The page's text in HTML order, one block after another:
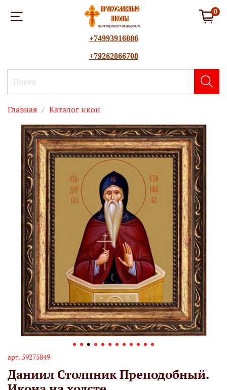
0
+74993916086
+79262866708
Главная Каталог икон
арт. 59275849
Даниил Столпник Преподобный.